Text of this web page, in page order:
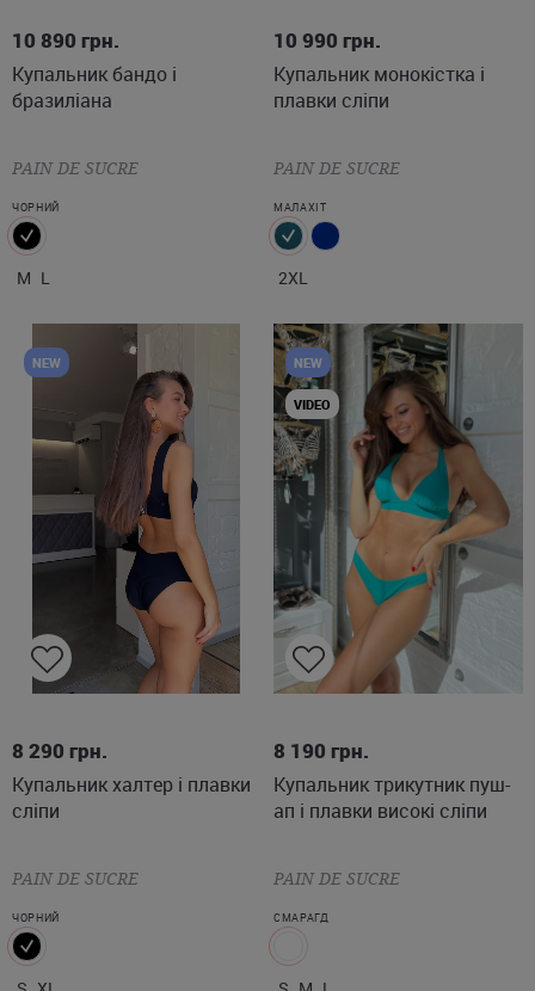
10 890 грн.
Купальник бандо і
бразиліана
PAIN DE SUCRE
ЧОРНИЙ
M L
10 990 грн.
Купальник монокістка і
плавки сліпи
PAIN DE SUCRE
МАЛАХІТ
2XL
NEW
8 290 грн.
Купальник халтер і плавки
сліпи
PAIN DE SUCRE
ЧОРНИЙ
NEW
VIDEO
8 190 грн.
Купальник трикутник пуш-
ап і плавки високі сліпи
PAIN DE SUCRE
СМАРАГД